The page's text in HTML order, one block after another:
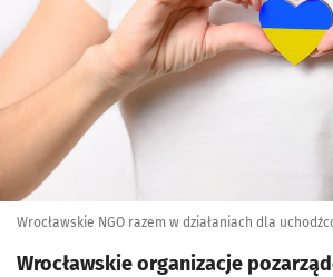
Wrocławskie NGO razem w działaniach dla
Wrocławskie organizacje